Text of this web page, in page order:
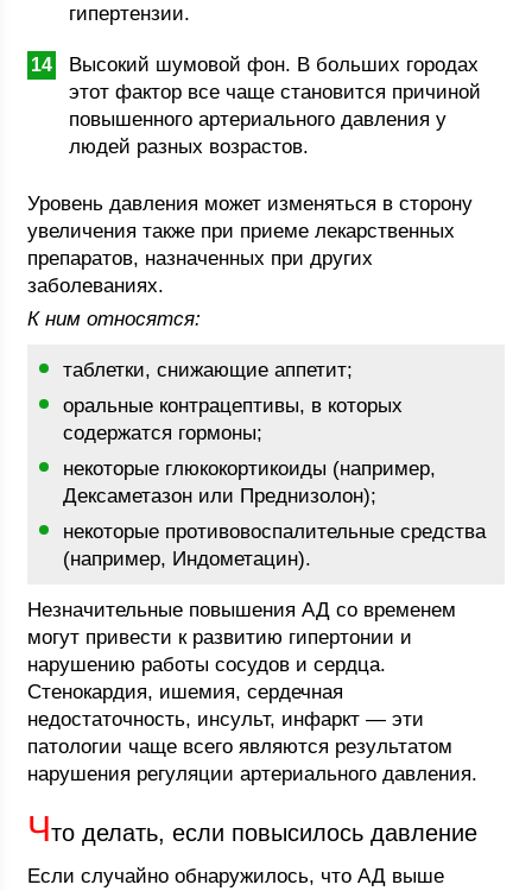
гипертензии.
Высокий шумовой фон. В больших городах
этот фактор все чаще становится причиной
повышенного артериального давления у
людей разных возрастов.
Уровень давления может изменяться в сторону
увеличения также при приеме лекарственных
препаратов, назначенных при других
заболеваниях.
К ним относятся:
таблетки, снижающие аппетит;
оральные контрацептивы, в которых
содержатся гормоны;
некоторые глюкокортикоиды (например,
Дексаметазон или Преднизолон);
некоторые противовоспалительные средства
(например, Индометацин).
Незначительные повышения АД со временем
могут привести к развитию гипертонии и
нарушению работы сосудов и сердца.
Стенокардия, ишемия, сердечная
недостаточность, инсульт, инфаркт — эти
патологии чаще всего являются результатом
нарушения регуляции артериального давления.
Что делать, если повысилось давление
Если случайно обнаружилось, что АД выше